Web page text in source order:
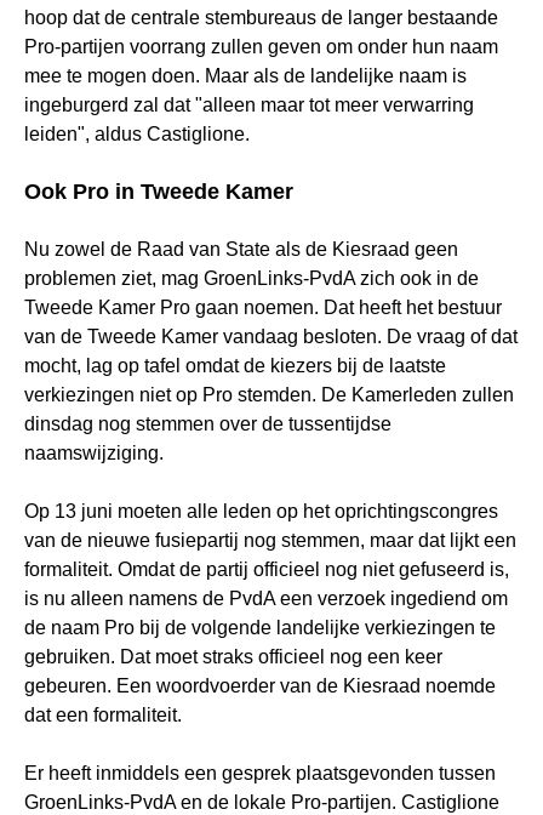
hoop dat de centrale stembureaus de langer bestaande
Pro-partijen voorrang zullen geven om onder hun naam
mee te mogen doen. Maar als de landelijke naam is
ingeburgerd zal dat "alleen maar tot meer verwarring
leiden", aldus Castiglione.
Ook Pro in Tweede Kamer
Nu zowel de Raad van State als de Kiesraad geen
problemen ziet, mag GroenLinks-PvdA zich ook in de
Tweede Kamer Pro gaan noemen. Dat heeft het bestuur
van de Tweede Kamer vandaag besloten. De vraag of dat
mocht, lag op tafel omdat de kiezers bij de laatste
verkiezingen niet op Pro stemden. De Kamerleden zullen
dinsdag nog stemmen over de tussentijdse
naamswijziging.
Op 13 juni moeten alle leden op het oprichtingscongres
van de nieuwe fusiepartij nog stemmen, maar dat lijkt een
formaliteit. Omdat de partij officieel nog niet gefuseerd is,
is nu alleen namens de PvdA een verzoek ingediend om
de naam Pro bij de volgende landelijke verkiezingen te
gebruiken. Dat moet straks officieel nog een keer
gebeuren. Een woordvoerder van de Kiesraad noemde
dat een formaliteit.
Er heeft inmiddels een gesprek plaatsgevonden tussen
GroenLinks-PvdA en de lokale Pro-partijen. Castiglione